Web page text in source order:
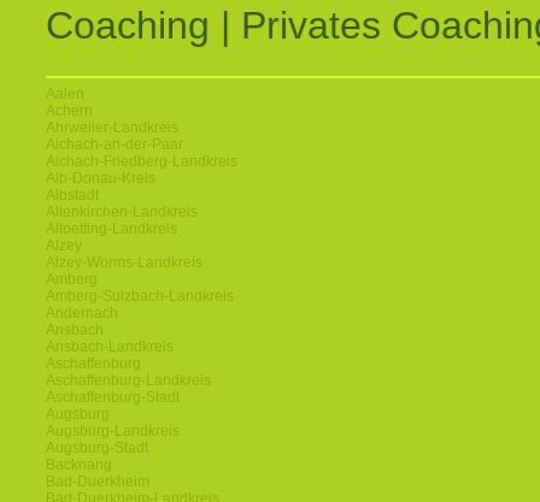
Coaching | Privates
Aalen
Achern
Ahrweiler-Landkreis
Aichach-an-der-Paar
Aichach-Friedberg-Landkreis
Alb-Donau-Kreis
Albstadt
Altenkirchen-Landkreis
Altoetting-Landkreis
Alzey
Alzey-Worms-Landkreis
Amberg
Amberg-Sulzbach-Landkreis
Andernach
Ansbach
Ansbach-Landkreis
Aschaffenburg
Aschaffenburg-Landkreis
Aschaffenburg-Stadt
Augsburg
Augsburg-Landkreis
Augsburg-Stadt
Backnang
Bad-Duerkheim
Bad-Duerkheim-Landkreis